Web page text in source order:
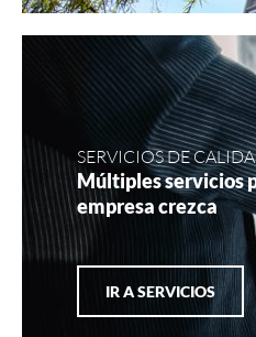
SERVICIOS DE
Múltiples servicios
empresa crezca
IR A SERVICIOS